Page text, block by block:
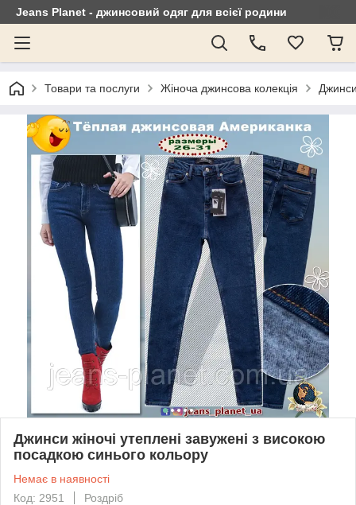
Jeans Planet - джинсовий одяг для всієї родини
Товари та послуги Жіноча джинсова колекція
Джинси жіночі утеплені завужені з високою
посадкою синього кольору
Немає в наявності
Код: 2951
Роздріб